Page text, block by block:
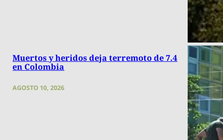
Muertos y heridos deja terremoto de 7.4
en Colombia
AGOSTO 10, 2026